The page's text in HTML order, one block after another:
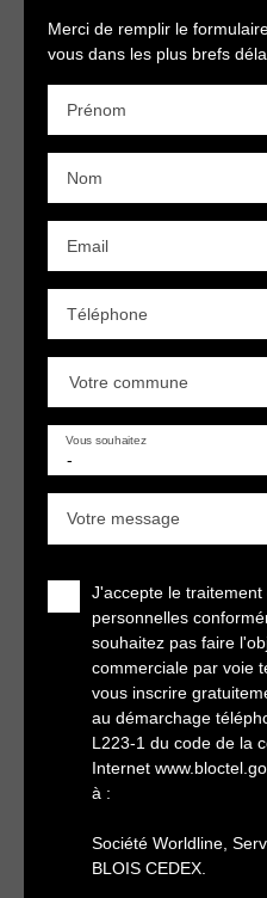
Merci de remplir le
vous dans les plus brefs
Prénom
Nom
Email
Téléphone
Votre commune
-
Vous souhaitez
Votre message
J'accepte le
personnelles
souhaitez pas faire
commerciale par voie
vous inscrire
au démarchage
L223-1 du code de la
Internet
à :
Société Worldline,
BLOIS CEDEX.